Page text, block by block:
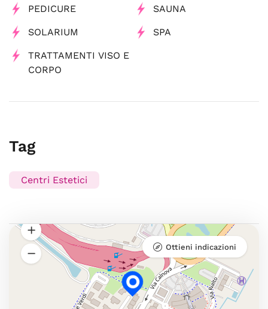
PEDICURE SAUNA
SOLARIUM SPA
TRATTAMENTI VISO E
CORPO
Tag
Centri Estetici
Ottieni indicazioni